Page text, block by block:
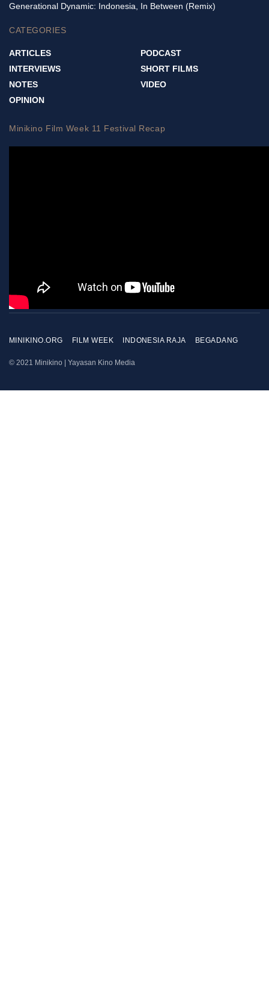
Generational Dynamic: Indonesia, In Between (Remix)
CATEGORIES
ARTICLES
INTERVIEWS
NOTES
OPINION
PODCAST
SHORT FILMS
VIDEO
Minikino Film Week 11 Festival Recap
MINIKINO.ORG FILM WEEK INDONESIA RAJA BEGADANG
© 2021 Minikino | Yayasan Kino Media